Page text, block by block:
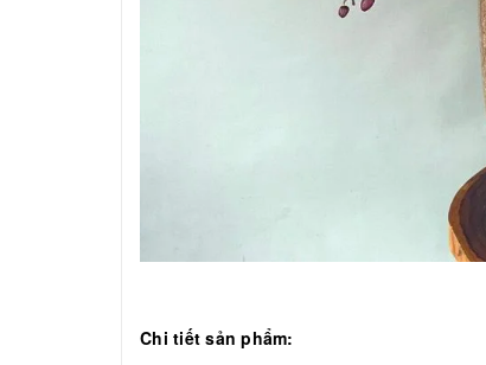
Chi tiết sản phẩm: